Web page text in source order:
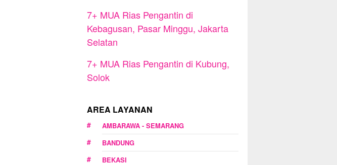
7+ MUA Rias Pengantin di
Kebagusan, Pasar Minggu, Jakarta
Selatan
7+ MUA Rias Pengantin di Kubung,
Solok
AREA LAYANAN
AMBARAWA - SEMARANG
BANDUNG
BEKASI